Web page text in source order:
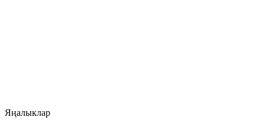
Яңалыклар